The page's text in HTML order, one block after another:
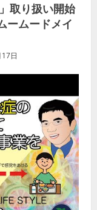
取り扱い開始
ームードメイ
日